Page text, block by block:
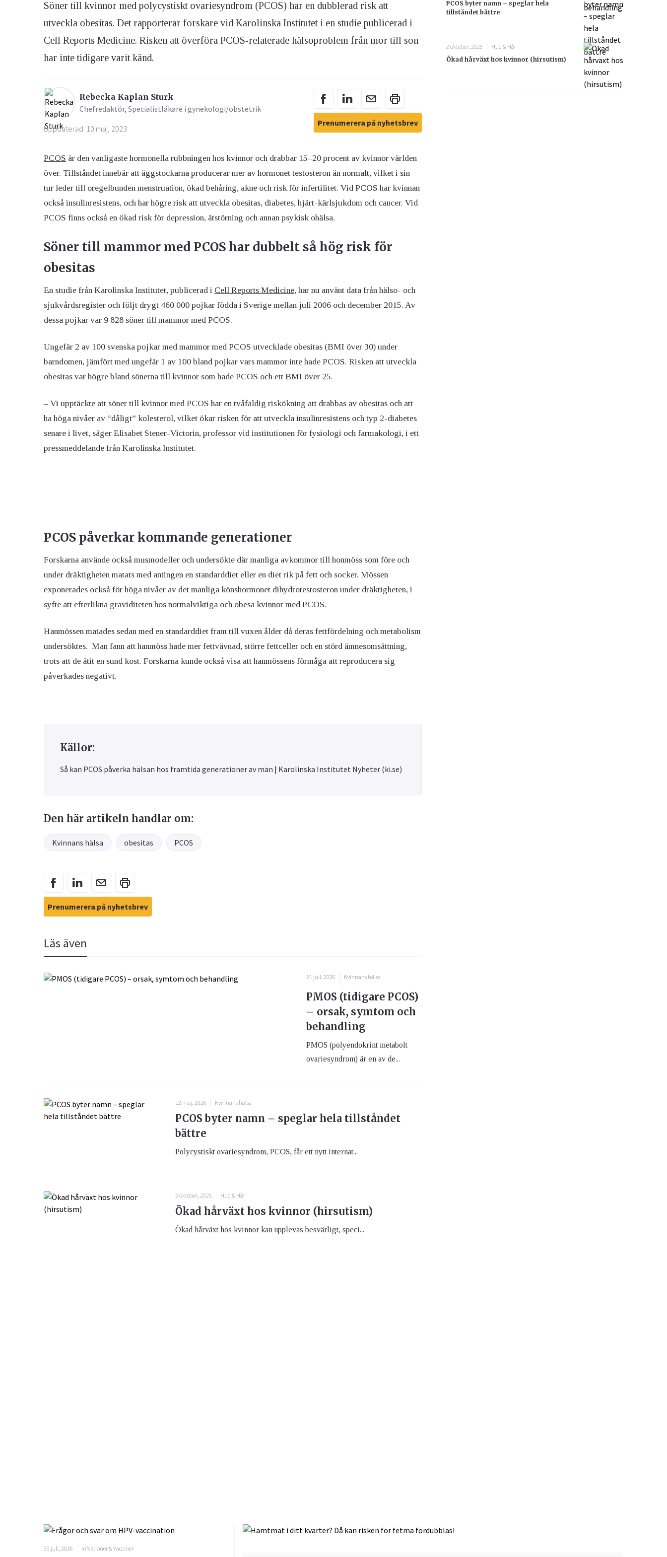
Ögon & Öron
Övervikt
Söner till kvinnor med polycystiskt ovariesyndrom (PCOS) har en dubblerad risk att
utveckla obesitas. Det rapporterar forskare vid Karolinska Institutet i en studie publicerad i
Cell Reports Medicine. Risken att överföra PCOS-relaterade hälsoproblem från mor till son
har inte tidigare varit känd.
Rebecka Kaplan Sturk
Chefredaktör, Specialistläkare i gynekologi/obstetrik
Uppdaterad: 10 maj, 2023
Prenumerera på nyhetsbrev
PCOS är den vanligaste hormonella rubbningen hos kvinnor och drabbar 15–20 procent av kvinnor världen
över. Tillståndet innebär att äggstockarna producerar mer av hormonet testosteron än normalt, vilket i sin
tur leder till oregelbunden menstruation, ökad behåring, akne och risk för infertilitet. Vid PCOS har kvinnan
också insulinresistens, och har högre risk att utveckla obesitas, diabetes, hjärt-kärlsjukdom och cancer. Vid
PCOS finns också en ökad risk för depression, ätstörning och annan psykisk ohälsa.
Söner till mammor med PCOS har dubbelt så hög risk för
obesitas
En studie från Karolinska Institutet, publicerad i Cell Reports Medicine, har nu använt data från hälso- och
sjukvårdsregister och följt drygt 460 000 pojkar födda i Sverige mellan juli 2006 och december 2015. Av
dessa pojkar var 9 828 söner till mammor med PCOS.
Ungefär 2 av 100 svenska pojkar med mammor med PCOS utvecklade obesitas (BMI över 30) under
barndomen, jämfört med ungefär 1 av 100 bland pojkar vars mammor inte hade PCOS. Risken att utveckla
obesitas var högre bland sönerna till kvinnor som hade PCOS och ett BMI över 25.
– Vi upptäckte att söner till kvinnor med PCOS har en tvåfaldig riskökning att drabbas av obesitas och att
ha höga nivåer av “dåligt” kolesterol, vilket ökar risken för att utveckla insulinresistens och typ 2-diabetes
senare i livet, säger Elisabet Stener-Victorin, professor vid institutionen för fysiologi och farmakologi, i ett
pressmeddelande från Karolinska Institutet.
PCOS påverkar kommande generationer
Forskarna använde också musmodeller och undersökte där manliga avkommor till honmöss som före och
under dräktigheten matats med antingen en standarddiet eller en diet rik på fett och socker. Mössen
exponerades också för höga nivåer av det manliga könshormonet dihydrotestosteron under dräktigheten, i
syfte att efterlikna graviditeten hos normalviktiga och obesa kvinnor med PCOS.
Hanmössen matades sedan med en standarddiet fram till vuxen ålder då deras fettfördelning och metabolism
undersöktes. Man fann att hanmöss hade mer fettvävnad, större fettceller och en störd ämnesomsättning,
trots att de ätit en sund kost. Forskarna kunde också visa att hanmössens förmåga att reproducera sig
påverkades negativt.
Källor:
Så kan PCOS påverka hälsan hos framtida generationer av män | Karolinska Institutet Nyheter (ki.se)
Den här artikeln handlar om:
Kvinnans hälsa obesitas PCOS
Prenumerera på nyhetsbrev
Läs även
21 juli, 2026 Kvinnans hälsa
PMOS (tidigare PCOS)
– orsak, symtom och
behandling
PMOS (polyendokrint metabolt
ovariesyndrom) är en av de...
12 maj, 2026 Kvinnans hälsa
PCOS byter namn – speglar hela tillståndet
bättre
Polycystiskt ovariesyndrom, PCOS, får ett nytt internat...
2 oktober, 2025 Hud & Hår
Ökad hårväxt hos kvinnor (hirsutism)
Ökad hårväxt hos kvinnor kan upplevas besvärligt, speci...
PCOS byter namn – speglar hela
tillståndet bättre
2 oktober, 2025
Hud & Hår
Ökad hårväxt hos kvinnor (hirsutism)
30 juli, 2026 Infektioner & Vacciner